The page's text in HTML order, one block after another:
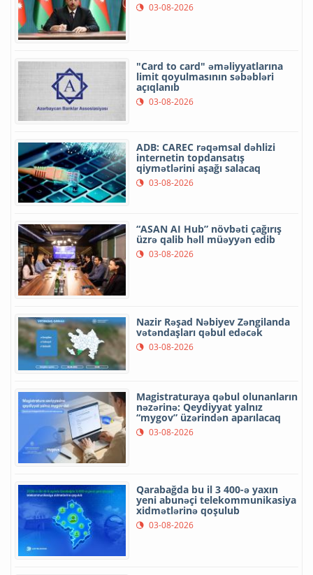
03-08-2026
"Card to card" əməliyyatlarına
limit qoyulmasının səbəbləri
açıqlanıb
03-08-2026
ADB: CAREC rəqəmsal dəhlizi
internetin topdansatış
qiymətlərini aşağı salacaq
03-08-2026
“ASAN AI Hub” növbəti çağırış
üzrə qalib həll müəyyən edib
03-08-2026
Nazir Rəşad Nəbiyev Zəngilanda
vətəndaşları qəbul edəcək
03-08-2026
Magistraturaya qəbul olunanların
nəzərinə: Qeydiyyat yalnız
“mygov” üzərindən aparılacaq
03-08-2026
Qarabağda bu il 3 400-ə yaxın
yeni abunəçi telekommunikasiya
xidmətlərinə qoşulub
03-08-2026